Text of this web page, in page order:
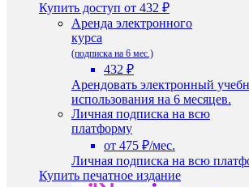
Купить доступ от 432 ₽
Аренда электронного
курса
(подписка на 6 мес.)
432 ₽
Арендовать электронный
использования на 6 месяцев.
Личная подписка на всю
платформу
от 475 ₽/мес.
Личная подписка на всю
Купить печатное издание